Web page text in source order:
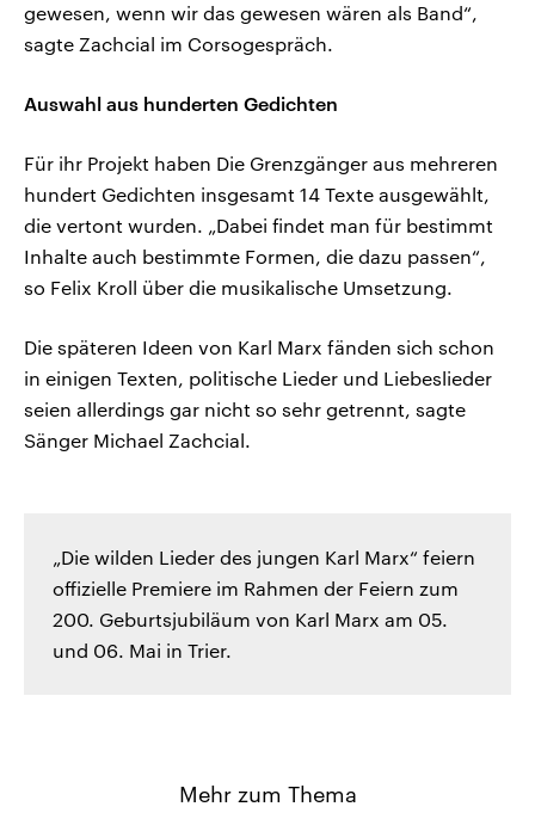
gewesen, wenn wir das gewesen wären als Band“,
sagte Zachcial im Corsogespräch.
Auswahl aus hunderten Gedichten
Für ihr Projekt haben Die Grenzgänger aus mehreren
hundert Gedichten insgesamt 14 Texte ausgewählt,
die vertont wurden. „Dabei findet man für bestimmt
Inhalte auch bestimmte Formen, die dazu passen“,
so Felix Kroll über die musikalische Umsetzung.
Die späteren Ideen von Karl Marx fänden sich schon
in einigen Texten, politische Lieder und Liebeslieder
seien allerdings gar nicht so sehr getrennt, sagte
Sänger Michael Zachcial.
„Die wilden Lieder des jungen Karl Marx“ feiern
offizielle Premiere im Rahmen der Feiern zum
200. Geburtsjubiläum von Karl Marx am 05.
und 06. Mai in Trier.
Mehr zum Thema